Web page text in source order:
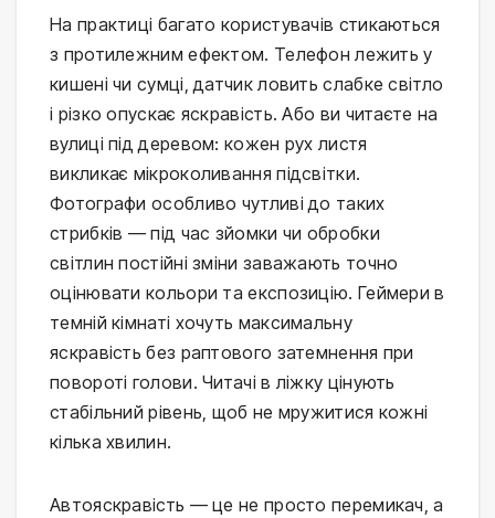
На практиці багато користувачів стикаються
з протилежним ефектом. Телефон лежить у
кишені чи сумці, датчик ловить слабке світло
і різко опускає яскравість. Або ви читаєте на
вулиці під деревом: кожен рух листя
викликає мікроколивання підсвітки.
Фотографи особливо чутливі до таких
стрибків — під час зйомки чи обробки
світлин постійні зміни заважають точно
оцінювати кольори та експозицію. Геймери в
темній кімнаті хочуть максимальну
яскравість без раптового затемнення при
повороті голови. Читачі в ліжку цінують
стабільний рівень, щоб не мружитися кожні
кілька хвилин.
Автояскравість — це не просто перемикач, а